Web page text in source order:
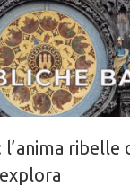
ribelle